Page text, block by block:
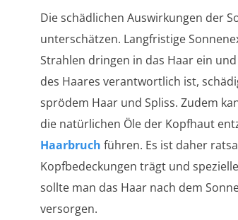
Die schädlichen Auswirkungen der
unterschätzen. Langfristige
Strahlen dringen in das Haar ein
des Haares verantwortlich ist,
sprödem Haar und Spliss. Zudem
die natürlichen Öle der Kopfhaut
Haarbruch führen. Es ist daher
Kopfbedeckungen trägt und
sollte man das Haar nach dem
versorgen.